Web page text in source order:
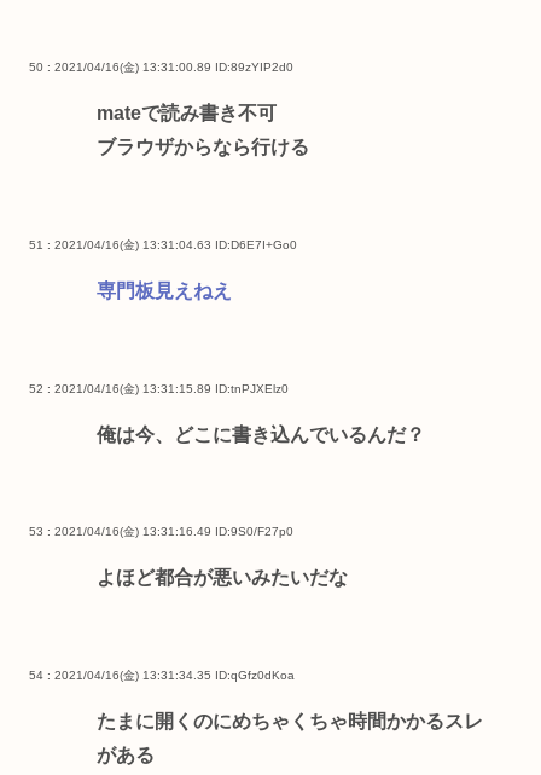
50 : 2021/04/16(金) 13:31:00.89 ID:89zYIP2d0
mateで読み書き不可
ブラウザからなら行ける
51 : 2021/04/16(金) 13:31:04.63 ID:D6E7I+Go0
専門板見えねえ
52 : 2021/04/16(金) 13:31:15.89 ID:tnPJXElz0
俺は今、どこに書き込んでいるんだ？
53 : 2021/04/16(金) 13:31:16.49 ID:9S0/F27p0
よほど都合が悪いみたいだな
54 : 2021/04/16(金) 13:31:34.35 ID:qGfz0dKoa
たまに開くのにめちゃくちゃ時間かかるスレ
がある